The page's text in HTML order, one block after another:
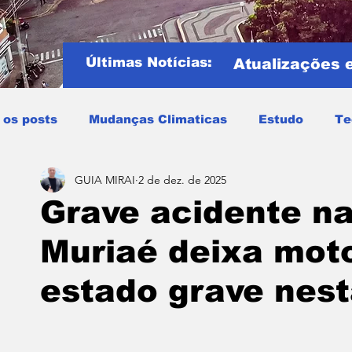
Últimas Notícias: Atualizações
os posts Mudanças Climaticas Estudo
do mundo COPA DO MUNDO 2026
Miraí Muriaé Região
Educação
Grave acidente
Muriaé deixa
estado grave
GUIA MIRAI 2 de dez. de 2025